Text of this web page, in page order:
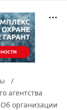
агентства
организации